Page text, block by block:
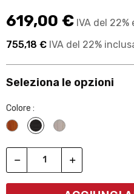
619,00 € IVA del 22%
755,18 € IVA del 22%
Seleziona le opzioni
Colore :
colore nocecolore carbone
colore cenere